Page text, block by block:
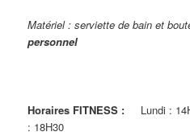
Matériel : serviette de bain et
personnel
Horaires FITNESS :
Lundi :
: 18H30